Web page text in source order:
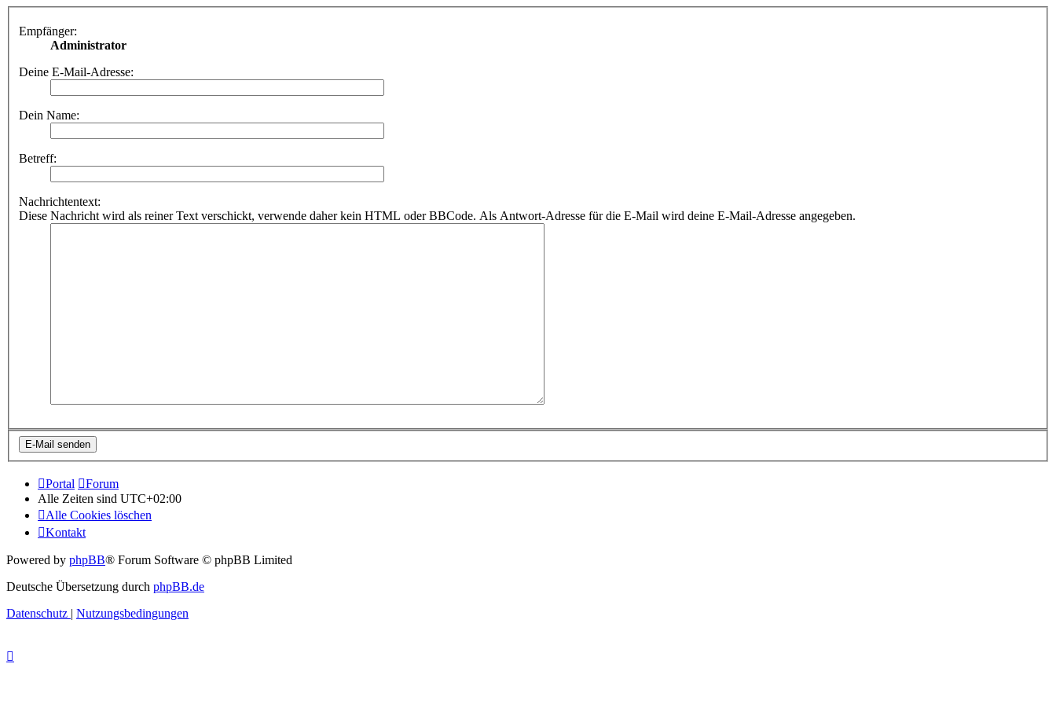
Empfänger:
Administrator
Deine E-Mail-Adresse:
Dein Name:
Betreff:
Nachrichtentext:
Diese Nachricht wird als reiner Text verschickt, verwende daher kein HTML oder BBCode. Als Antwort-Adresse für die E-Mail wird deine E-Mail-Adresse angegeben.
Portal
Forum
Alle Zeiten sind UTC+02:00
Alle Cookies löschen
Kontakt
Powered by phpBB® Forum Software © phpBB Limited
Deutsche Übersetzung durch phpBB.de
Datenschutz | Nutzungsbedingungen